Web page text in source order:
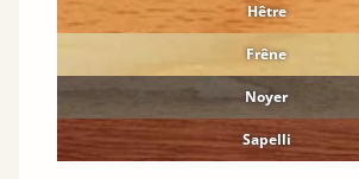
Hêtre
Frêne
Noyer
Sapelli